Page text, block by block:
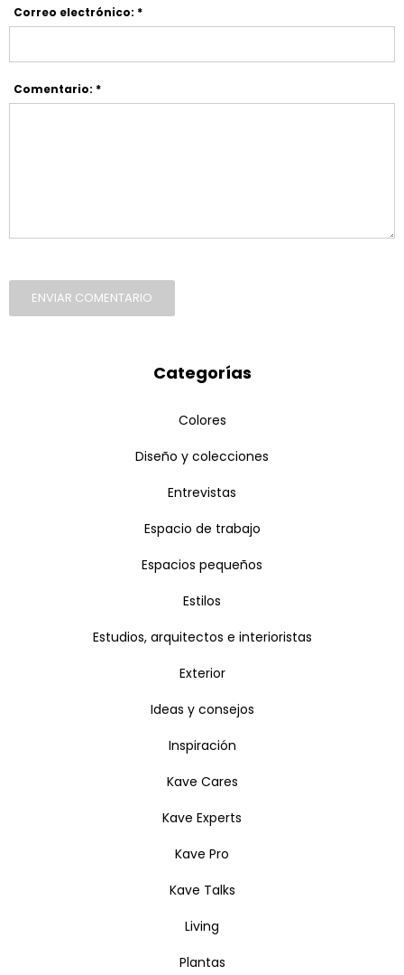
Correo electrónico: *
Comentario: *
ENVIAR COMENTARIO
Categorías
Colores
Diseño y colecciones
Entrevistas
Espacio de trabajo
Espacios pequeños
Estilos
Estudios, arquitectos e interioristas
Exterior
Ideas y consejos
Inspiración
Kave Cares
Kave Experts
Kave Pro
Kave Talks
Living
Plantas